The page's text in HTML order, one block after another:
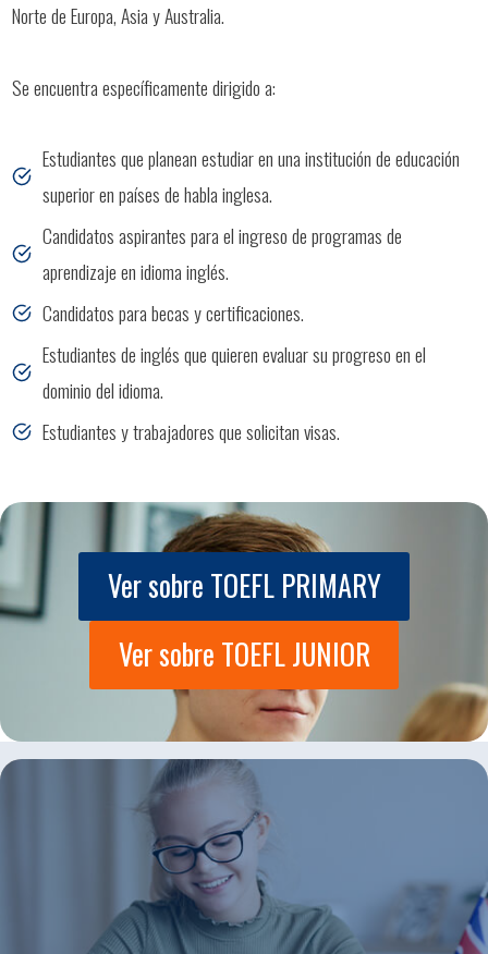
Norte de Europa, Asia y Australia.
Se encuentra específicamente dirigido a:
Estudiantes que planean estudiar en una institución de educación
superior en países de habla inglesa.
Candidatos aspirantes para el ingreso de programas de
aprendizaje en idioma inglés.
Candidatos para becas y certificaciones.
Estudiantes de inglés que quieren evaluar su progreso en el
dominio del idioma.
Estudiantes y trabajadores que solicitan visas.
Ver sobre TOEFL PRIMARY
Ver sobre TOEFL JUNIOR